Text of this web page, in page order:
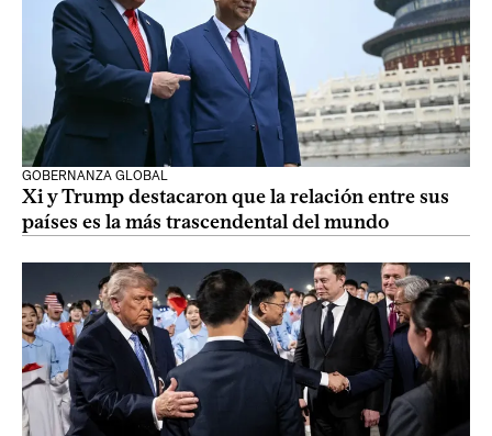
GOBERNANZA GLOBAL
Xi y Trump destacaron que la relación entre sus
países es la más trascendental del mundo